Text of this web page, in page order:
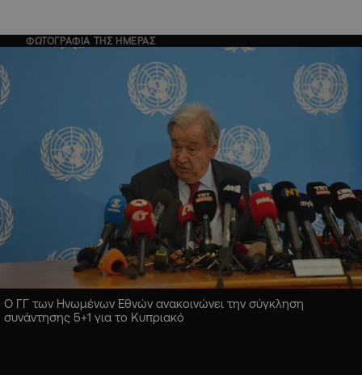
ΦΩΤΟΓΡΑΦΙΑ ΤΗΣ ΗΜΕΡΑΣ
Ο ΓΓ των Ηνωμένων Εθνών ανακοινώνει την σύγκληση
συνάντησης 5+1 για το Κυπριακό